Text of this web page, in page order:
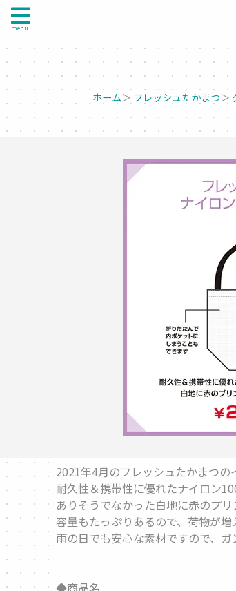
menu
ホーム＞ フレッシュたかまつ＞
2021年4月のフレッシュたかまつの
耐久性＆携帯性に優れたナイロン
ありそうでなかった白地に赤のプリ
容量もたっぷりあるので、荷物が増
雨の日でも安心な素材ですので、
◆商品名